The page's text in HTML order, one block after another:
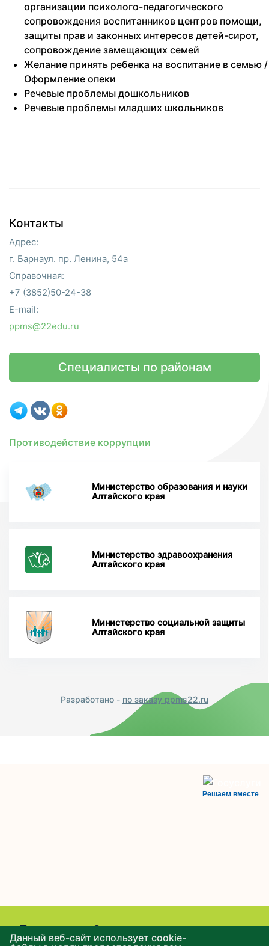
организации психолого-педагогического
сопровождения воспитанников центров помощи,
защиты прав и законных интересов детей-сирот,
сопровождение замещающих семей
Желание принять ребенка на воспитание в семью /
Оформление опеки
Речевые проблемы дошкольников
Речевые проблемы младших школьников
Контакты
Адрес:
г. Барнаул. пр. Ленина, 54а
Справочная:
+7 (3852)50-24-38
E-mail:
ppms@22edu.ru
Специалисты по районам
Противодействие коррупции
Министерство образования и науки
Алтайского края
Министерство здравоохранения
Алтайского края
Министерство социальной защиты
Алтайского края
Разработано - по заказу ppms22.ru
Решаем вместе
Есть вопрос?
Данный веб-сайт использует cookie-